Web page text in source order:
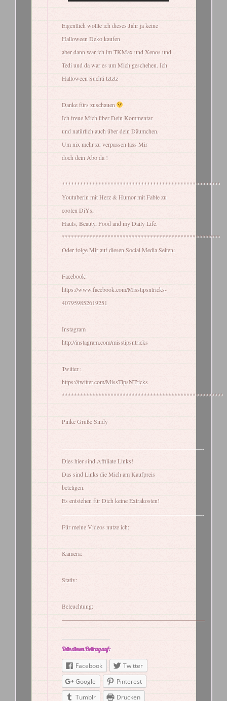
Eigentlich wollte ich dieses Jahr ja keine
Halloween Deko kaufen
aber dann war ich im TKMax und Xenos und
Tedi und da war es um Mich geschehen. Ich
Halloween Suchti tztztz
Danke fürs zuschauen
Ich freue Mich über Dein Kommentar
und natürlich auch über dein Däumchen.
Um nix mehr zu verpassen lass Mir
doch dein Abo da !
****************************************************
Youtuberin mit Herz & Humor mit Fable zu
coolen DiYs,
Hauls, Beauty, Food and my Daily Life.
****************************************************
Oder folge Mir auf diesen Social Media Seiten:
Facebook:
https://www.facebook.com/Misstipsntricks-
407959852619251
Instagram
http://instagram.com/misstipsntricks
Twitter :
https://twitter.com/MissTipsNTricks
*****************************************************
Pinke Grüße Sindy
———————————————————————-
Dies hier sind Affiliate Links!
Das sind Links die Mich am Kaufpreis
beteligen.
Es entstehen für Dich keine Extrakosten!
———————————————————————-
Für meine Videos nutze ich:
Kamera:
Stativ:
Beleuchtung:
———————————————————————–
Teile diesen Beitrag auf:
Facebook
Twitter
Google
Pinterest
Tumblr
Drucken